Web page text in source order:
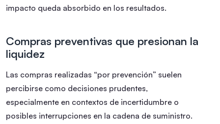
impacto queda absorbido en los resultados.
Compras preventivas que presionan la
liquidez
Las compras realizadas “por prevención” suelen
percibirse como decisiones prudentes,
especialmente en contextos de incertidumbre o
posibles interrupciones en la cadena de suministro.